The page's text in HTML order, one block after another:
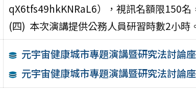
qX6tfs49hkKNRaL6），視訊名額限150名
(四) 本次演講提供公務人員研習時數2小時
元宇宙健康城市專題演講暨研究法討論
元宇宙健康城市專題演講暨研究法討論